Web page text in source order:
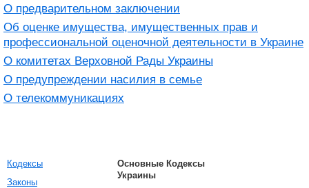
О предварительном заключении
Об оценке имущества, имущественных прав и
профессиональной оценочной деятельности в Украине
О комитетах Верховной Рады Украины
О предупреждении насилия в семье
О телекоммуникациях
Кодексы
Законы
Основные Кодексы
Украины